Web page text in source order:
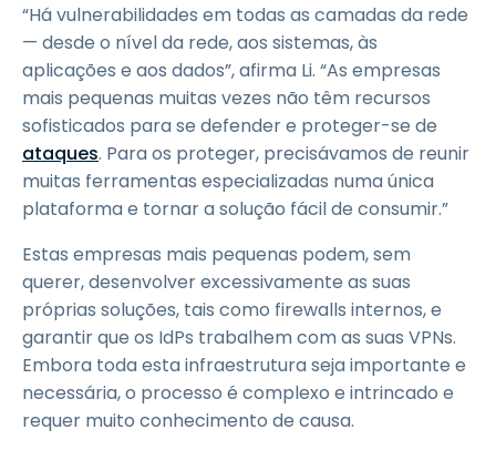
“Há vulnerabilidades em todas as camadas da rede
— desde o nível da rede, aos sistemas, às
aplicações e aos dados”, afirma Li. “As empresas
mais pequenas muitas vezes não têm recursos
sofisticados para se defender e proteger-se de
ataques. Para os proteger, precisávamos de reunir
muitas ferramentas especializadas numa única
plataforma e tornar a solução fácil de consumir.”
Estas empresas mais pequenas podem, sem
querer, desenvolver excessivamente as suas
próprias soluções, tais como firewalls internos, e
garantir que os IdPs trabalhem com as suas VPNs.
Embora toda esta infraestrutura seja importante e
necessária, o processo é complexo e intrincado e
requer muito conhecimento de causa.